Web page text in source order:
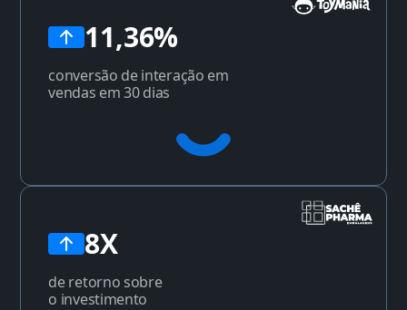
11,36%
conversão de interação em
vendas em 30 dias
8X
de retorno sobre
o investimento